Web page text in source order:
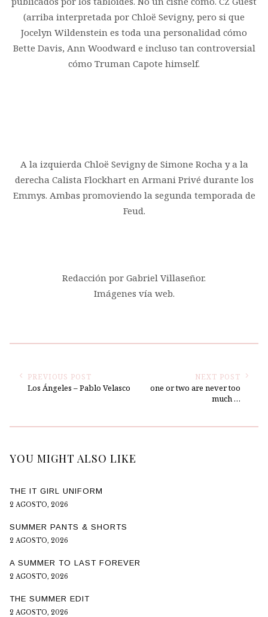
(arriba interpretada por Chloë Sevigny, pero si que
Jocelyn Wildenstein es toda una personalidad cómo
Bette Davis, Ann Woodward e incluso tan controversial
cómo Truman Capote himself.
A la izquierda Chloë Sevigny de Simone Rocha y a la
derecha Calista Flockhart en Armani Privé durante los
Emmys. Ambas promoviendo la segunda temporada de
Feud.
Redacción por Gabriel Villaseñor.
Imágenes vía web.
PREVIOUS POST
Los Ángeles – Pablo Velasco
NEXT POST
one or two are never too
much …
YOU MIGHT ALSO LIKE
THE IT GIRL UNIFORM
2 AGOSTO, 2026
SUMMER PANTS & SHORTS
2 AGOSTO, 2026
A SUMMER TO LAST FOREVER
2 AGOSTO, 2026
THE SUMMER EDIT
2 AGOSTO, 2026